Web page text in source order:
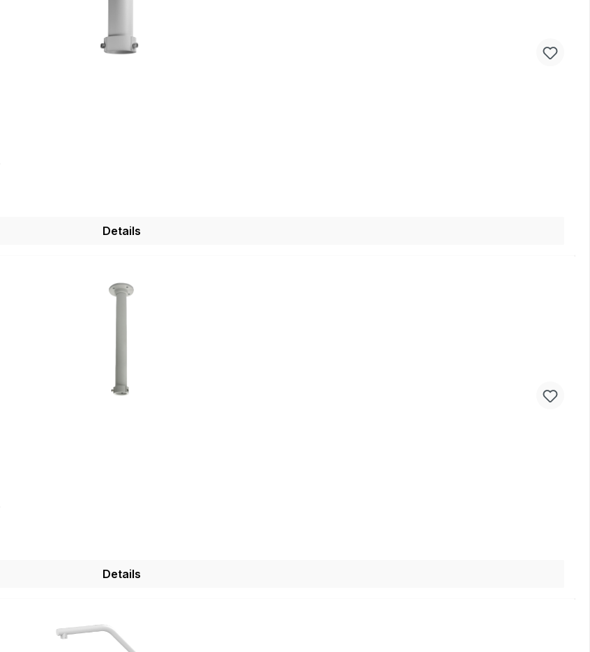
Details
Details